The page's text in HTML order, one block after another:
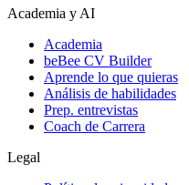
Academia y AI
Academia
beBee CV Builder
Aprende lo que quieras
Análisis de habilidades
Prep. entrevistas
Coach de Carrera
Legal